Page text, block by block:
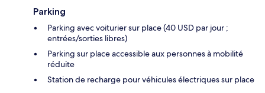
Parking
Parking avec voiturier sur place (40 USD par jour ;
entrées/sorties libres)
Parking sur place accessible aux personnes à mobilité
réduite
Station de recharge pour véhicules électriques sur place